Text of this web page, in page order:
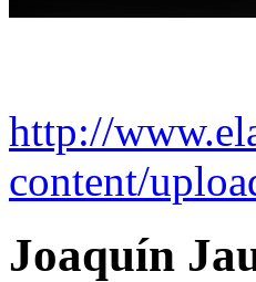
http://
content/
Joaquín